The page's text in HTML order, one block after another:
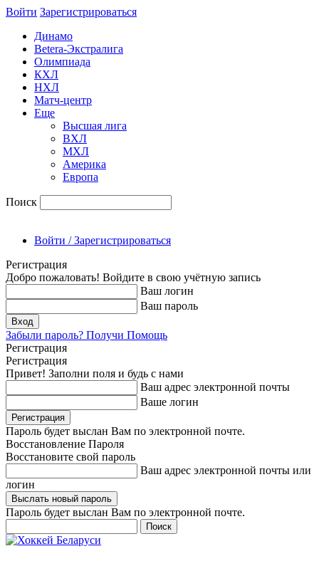
Войти Зарегиcтрироваться
Динамо
Betera-Экстралига
Олимпиада
КХЛ
НХЛ
Матч-центр
Еще
Высшая лига
ВХЛ
МХЛ
Америка
Европа
Поиск
Войти / Зарегистрироваться
Регистрация
Добро пожаловать! Войдите в свою учётную запись
Ваш логин
Ваш пароль
Забыли пароль? Получи Помощь
Регистрация
Регистрация
Привет! Заполни поля и будь с нами
Ваш адрес электронной почты
Ваше логин
Пароль будет выслан Вам по электронной почте.
Восстановление Пароля
Восстановите свой пароль
Ваш адрес электронной почты или
логин
Пароль будет выслан Вам по электронной почте.